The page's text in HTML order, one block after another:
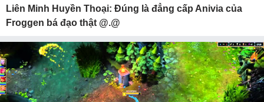
Liên Minh Huyền Thoại: Đúng là đẳng cấp Anivia của
Froggen bá đạo thật @.@